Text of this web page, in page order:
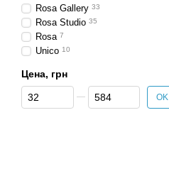
Rosa Gallery 33
Rosa Studio 35
Rosa 7
Unico 10
Цена, грн
От Цена, грн
До Цена, грн OK